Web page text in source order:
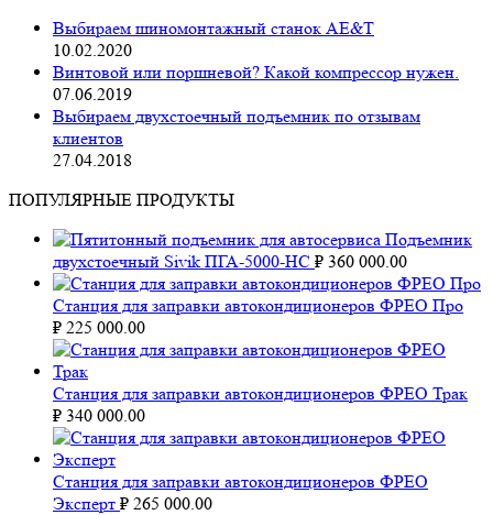
Выбираем шиномонтажный станок AE&T
10.02.2020
Винтовой или поршневой? Какой компрессор нужен.
07.06.2019
Выбираем двухстоечный подъемник по отзывам
клиентов
27.04.2018
ПОПУЛЯРНЫЕ ПРОДУКТЫ
Подъемник
двухстоечный Sivik ПГА-5000-НС ₽ 360 000.00
Станция для заправки автокондиционеров ФРЕО Про
₽ 225 000.00
Станция для заправки автокондиционеров ФРЕО Трак
₽ 340 000.00
Станция для заправки автокондиционеров ФРЕО
Эксперт ₽ 265 000.00